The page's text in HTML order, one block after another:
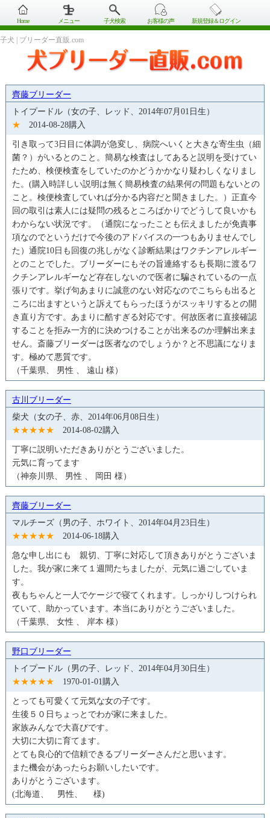
Home メニュー 子犬検索 お客様の声 新規登録＆ログイン
子犬 | ブリーダー直販.com
齊藤ブリーダー
トイプードル（女の子、レッド、2014年07月01日生）
★ 2014-08-28購入
引き取って3日目に体調が急変し、病院へいくと大きな寄生虫（細
菌？）がいるとのこと。簡易な検査はしてあると説明を受けてい
たため、検便検査をしていたのかどうかかなり疑わしくなりまし
た。(購入時詳しい説明は無く簡易検査の結果何の問題もないとの
こと。検便検査していれば分かる内容だと聞きました。）正直今
回の取引は素人には疑問の残るところばかりでどうして良いかも
わからない状況です。（通院になったことも伝えましたが免責事
項なのでというだけで今後のアドバイスの一つもありませんでし
た）通院10日も回復の兆しがなく診断結果はワクチンアレルギー
とのことでした。ブリーダーにもその旨連絡するも長期に渡るワ
クチンアレルギーなど存在しないので医者に騙されているの一点
張りです。挙げ句あまりに誠意のない対応なのでこちらも出ると
ころに出ますというと訴えてもらったほうがスッキリするとの開
き直り方です。あまりに酷すぎる対応です。何故医者に直接確認
することを拒み一方的に決めつけることが出来るのか理解出来ま
せん。斎藤ブリーダーは医者なのでしょうか？と不思議になりま
す。極めて悪質です。
（千葉県、 男性 、 遠山 様）
古川ブリーダー
柴犬（女の子、赤、2014年06月08日生）
★★★★★ 2014-08-02購入
丁寧に説明いただきありがとうございました。
元気に育ってます
（神奈川県、 男性 、 岡田 様）
齊藤ブリーダー
マルチーズ（男の子、ホワイト、2014年04月23日生）
★★★★★ 2014-06-18購入
急な申し出にも 親切、丁寧に対応して頂きありがとうございま
した。我が家に来て１週間たちましたが、元気に過ごしていま
す。
夜もちゃんと一人でケージで寝てくれます。しっかりしつけられ
ていて、助かっています。本当にありがとうございました。
（千葉県、 女性 、 岸本 様）
野口ブリーダー
トイプードル（男の子、レッド、2014年04月30日生）
★★★★★ 1970-01-01購入
とっても可愛くて元気な女の子です。
生後５０日ちょっとでわが家に来ました。
家族みんなで大喜びです。
大切に大切に育てます。
とても良心的で信頼できるブリーダーさんだと思います。
また機会があったらお願いしたいです。
ありがとうございます。
(北海道、 男性、 様)